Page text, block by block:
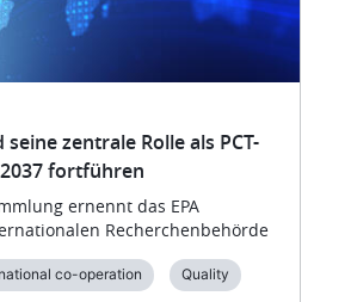
seine zentrale Rolle als PCT-
fortführen
ernennt das EPA
Recherchenbehörde
co-operation Quality